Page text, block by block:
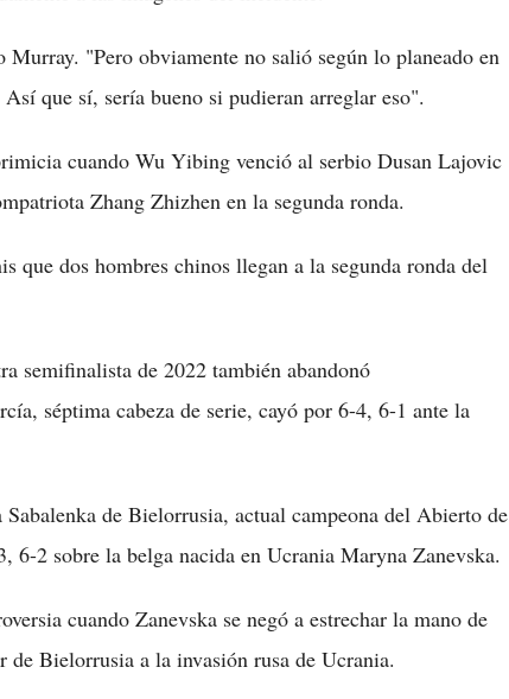
"Pero obviamente no salió según lo planeado en
que sí, sería bueno si pudieran arreglar eso".
cuando Wu Yibing venció al serbio Dusan Lajovic
Zhang Zhizhen en la segunda ronda.
que dos hombres chinos llegan a la segunda ronda del
semifinalista de 2022 también abandonó
séptima cabeza de serie, cayó por 6-4, 6-1 ante la
de Bielorrusia, actual campeona del Abierto de
6-2 sobre la belga nacida en Ucrania Maryna Zanevska.
cuando Zanevska se negó a estrechar la mano de
Bielorrusia a la invasión rusa de Ucrania.